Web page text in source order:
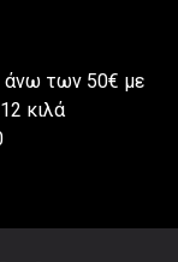
των 50€ με
κιλά